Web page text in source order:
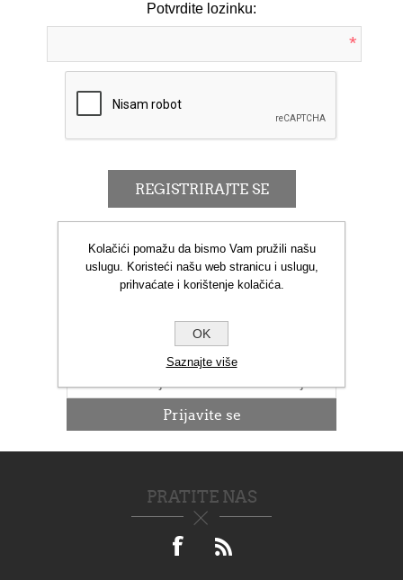
Potvrdite lozinku:
*
NOVOSTI
PRATITE NAS
Kolačići pomažu da bismo Vam pružili našu
uslugu. Koristeći našu web stranicu i uslugu,
prihvaćate i korištenje kolačića.
OK
Saznajte više